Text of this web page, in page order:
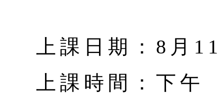
上課日期：8月
上課時間：下午